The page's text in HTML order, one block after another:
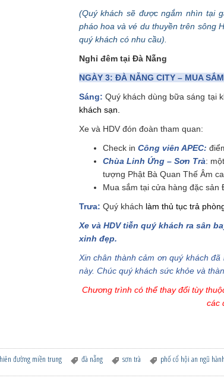
(Quý khách sẽ được ngắm nhìn tại
pháo hoa và vé du thuyền trên sông
quý khách có nhu cầu).
Nghỉ đêm tại Đà Nẵng
NGÀY 3: ĐÀ NẴNG CITY – MUA
Sáng: Quý khách dùng bữa sáng tại
khách sạn.
Xe và HDV đón đoàn tham quan:
Check in Công viên APEC:
Chùa Linh Ứng – Sơn Trà:
tượng Phật Bà Quan Thế Âm
Mua sắm tại cửa hàng đặc sản
Trưa: Quý khách làm thủ tục trả
Xe và HDV tiễn quý khách ra sân
xinh đẹp.
Xin chân thành cảm ơn quý khách
này. Chúc quý khách sức khỏe và
Chương trình có thể thay đổi tùy
các
đường miền trung đà nẵng sơn trà phố cổ hội an ngũ